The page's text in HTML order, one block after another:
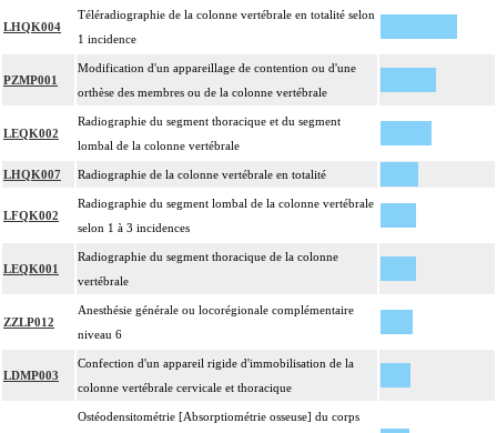
LHQK004
Téléradiographie de la colonne vertébrale en totalité selon
1 incidence
PZMP001
Modification d'un appareillage de contention ou d'une
orthèse des membres ou de la colonne vertébrale
LEQK002
Radiographie du segment thoracique et du segment
lombal de la colonne vertébrale
LHQK007 Radiographie de la colonne vertébrale en totalité
LFQK002
Radiographie du segment lombal de la colonne vertébrale
selon 1 à 3 incidences
LEQK001
Radiographie du segment thoracique de la colonne
vertébrale
ZZLP012
Anesthésie générale ou locorégionale complémentaire
niveau 6
LDMP003
Confection d'un appareil rigide d'immobilisation de la
colonne vertébrale cervicale et thoracique
Ostéodensitométrie [Absorptiométrie osseuse] du corps